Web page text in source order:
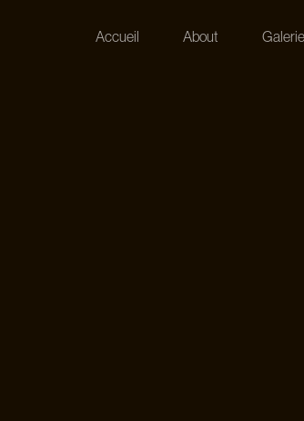
Accueil About Galerie